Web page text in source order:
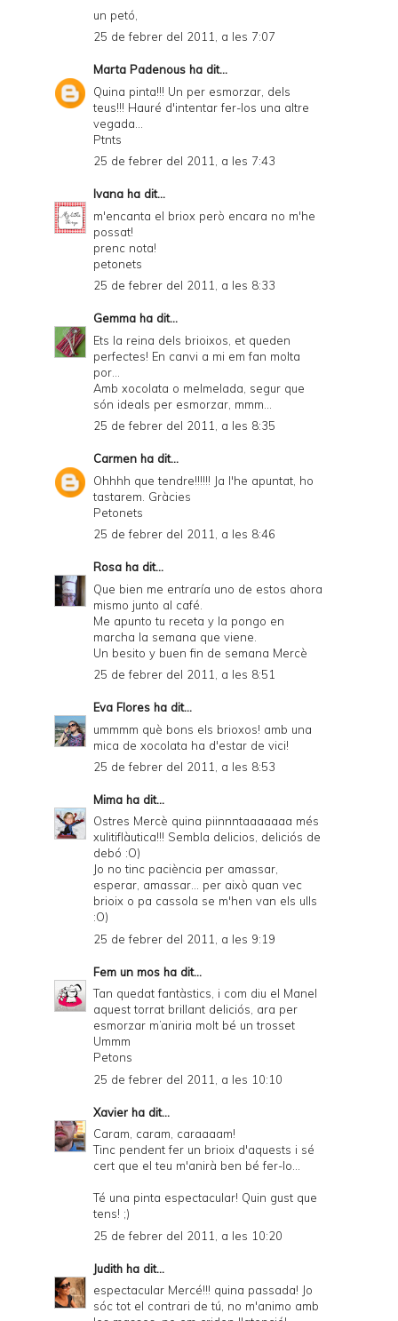
un petó,
25 de febrer del 2011, a les 7:07
Marta Padenous ha dit...
Quina pinta!!! Un per esmorzar, dels
teus!!! Hauré d'intentar fer-los una altre
vegada...
Ptnts
25 de febrer del 2011, a les 7:43
Ivana ha dit...
m'encanta el briox però encara no m'he
possat!
prenc nota!
petonets
25 de febrer del 2011, a les 8:33
Gemma ha dit...
Ets la reina dels brioixos, et queden
perfectes! En canvi a mi em fan molta
por...
Amb xocolata o melmelada, segur que
són ideals per esmorzar, mmm...
25 de febrer del 2011, a les 8:35
Carmen ha dit...
Ohhhh que tendre!!!!!! Ja l'he apuntat, ho
tastarem. Gràcies
Petonets
25 de febrer del 2011, a les 8:46
Rosa ha dit...
Que bien me entraría uno de estos ahora
mismo junto al café.
Me apunto tu receta y la pongo en
marcha la semana que viene.
Un besito y buen fin de semana Mercè
25 de febrer del 2011, a les 8:51
Eva Flores ha dit...
ummmm què bons els brioxos! amb una
mica de xocolata ha d'estar de vici!
25 de febrer del 2011, a les 8:53
Mima ha dit...
Ostres Mercè quina piinnntaaaaaaa més
xulitiflàutica!!! Sembla delicios, deliciós de
debó :O)
Jo no tinc paciència per amassar,
esperar, amassar... per això quan vec
brioix o pa cassola se m'hen van els ulls
:O)
25 de febrer del 2011, a les 9:19
Fem un mos ha dit...
Tan quedat fantàstics, i com diu el Manel
aquest torrat brillant deliciós, ara per
esmorzar m’aniria molt bé un trosset
Ummm
Petons
25 de febrer del 2011, a les 10:10
Xavier ha dit...
Caram, caram, caraaaam!
Tinc pendent fer un brioix d'aquests i sé
cert que el teu m'anirà ben bé fer-lo...
Té una pinta espectacular! Quin gust que
tens! ;)
25 de febrer del 2011, a les 10:20
Judith ha dit...
espectacular Mercé!!! quina passada! Jo
sóc tot el contrari de tú, no m'animo amb